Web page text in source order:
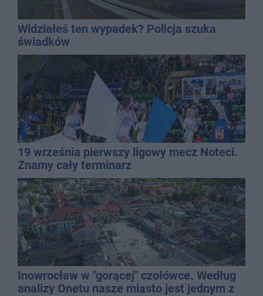
Widziałeś ten wypadek? Policja szuka
świadków
19 września pierwszy ligowy mecz Noteci.
Znamy cały terminarz
Inowrocław w "gorącej" czołówce. Według
analizy Onetu nasze miasto jest jednym z